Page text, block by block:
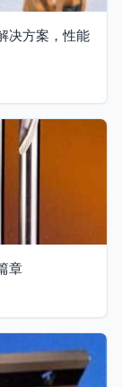
决方案，性能
章